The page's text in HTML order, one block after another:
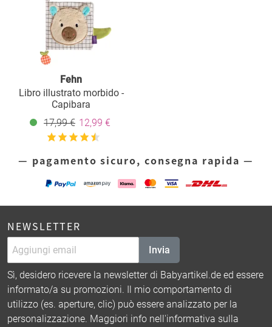
Fehn
Libro illustrato morbido -
Capibara
17,99 € 12,99 €
— pagamento sicuro, consegna rapida —
NEWSLETTER
Invia
Sì, desidero ricevere la newsletter di Babyartikel.de ed essere
informato/a su promozioni. Il mio comportamento di
utilizzo (es. aperture, clic) può essere analizzato per la
personalizzazione. Maggiori info nell'informativa sulla